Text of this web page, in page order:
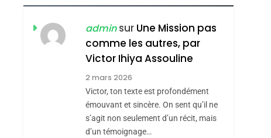
Accords D’Isaac:
L’alliance Pourrait
S’étendre À 13 Pays
D’Amérique Latine
ISRAÉL JUDAISME
2025, L’année La Plus
Meurtrière Selon Le
Rapport D’ADL
Contre
adminsur Une Mission pas
comme les autres, par
Victor Ihiya Assouline
2 mars 2026
Victor, ton texte est profondément
émouvant et sincère. On sent qu’il ne
s’agit non seulement d’un récit, mais
d’un témoignage…